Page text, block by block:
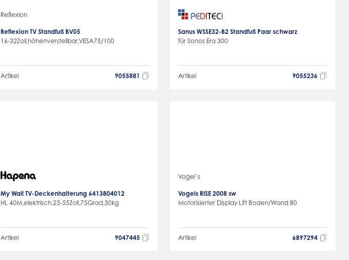
Reflexion
Reflexion TV Standfuß BV05
16-32Zoll,höhenverstellbar,VESA75/100
Artikel 9055881
Sanus WSSE32-B2 Standfuß Paar schwarz
für Sonos Era 300
Artikel 9055236
My Wall TV-Deckenhalterung 6413804012
HL 40M,elektrisch,23-55Zoll,75Grad,30kg
Artikel 9047445
Vogel´s
Vogels RISE 2008 sw
Motorisierter Display Lift Boden/Wand 80
Artikel 6897294